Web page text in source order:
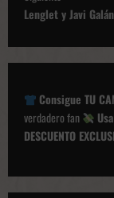
e
a
i
ó
d
Lenglet y Javi
Consigue TU
verdadero fan
DESCUENTO